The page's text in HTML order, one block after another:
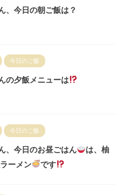
、今日の朝ご飯は？
今日のご飯
の夕飯メニューは
今日のご飯
、今日のお昼ごはん
は、柚
ーメン
です